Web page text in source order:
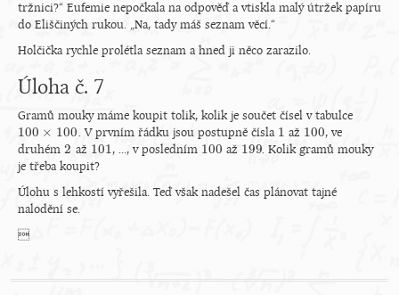
tržnici?“ Eufemie nepočkala na odpověď a vtiskla malý útržek papíru
do Eliščiných rukou. „Na, tady máš seznam věcí.“
Holčička rychle prolétla seznam a hned ji něco zarazilo.
Úloha č. 7
Gramů mouky máme koupit tolik, kolik je součet čísel v tabulce
100 × 100
100× 100 . V prvním řádku jsou postupně čísla 1
1 až 100
100 , ve
druhém 2
2 až 101
101 , ..., v posledním 100
100 až 199
199. Kolik gramů mouky
je třeba koupit?
Úlohu s lehkostí vyřešila. Teď však nadešel čas plánovat tajné
nalodění se.
